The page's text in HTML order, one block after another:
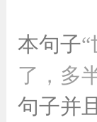
本句子
了，多
句子并